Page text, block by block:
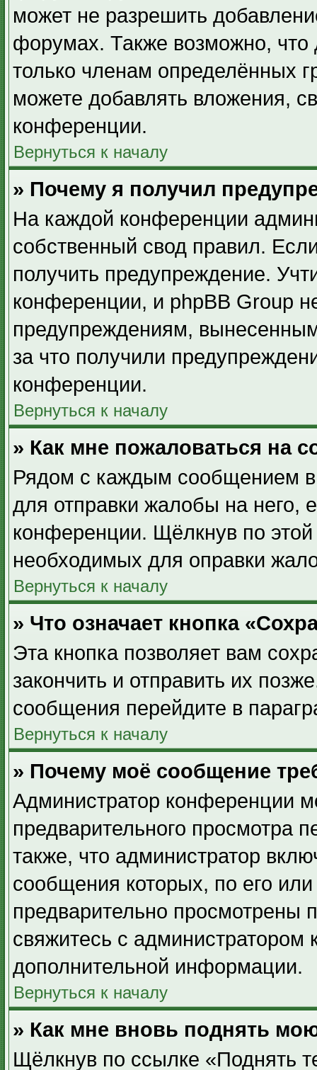
может не разрешить
форумах. Также возможно,
только членам определённых
можете добавлять вложения,
конференции.
Вернуться к началу
» Почему я получил
На каждой конференции
собственный свод правил.
получить предупреждение.
конференции, и phpBB Group
предупреждениям,
за что получили
конференции.
Вернуться к началу
» Как мне пожаловаться на
Рядом с каждым сообщением
для отправки жалобы на него,
конференции. Щёлкнув по
необходимых для оправки
Вернуться к началу
» Что означает кнопка
Эта кнопка позволяет вам
закончить и отправить их
сообщения перейдите в
Вернуться к началу
» Почему моё сообщение
Администратор конференции
предварительного просмотра
также, что администратор
сообщения которых, по его
предварительно просмотрены
свяжитесь с
дополнительной информации.
Вернуться к началу
» Как мне вновь поднять
Щёлкнув по ссылке «Поднять